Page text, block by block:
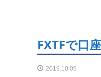
FXTFで口
2019.10.05